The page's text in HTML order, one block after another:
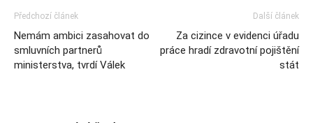
Předchozí článek
Nemám ambici zasahovat do
smluvních partnerů
ministerstva, tvrdí Válek
Další článek
Za cizince v evidenci úřadu
práce hradí zdravotní pojištění
stát